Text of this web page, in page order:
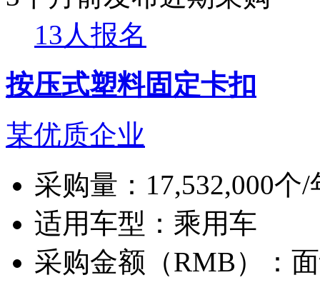
13人报名
按压式塑料固定卡扣
某优质企业
采购量： 17,532,000个/
适用车型： 乘用车
采购金额（RMB）：